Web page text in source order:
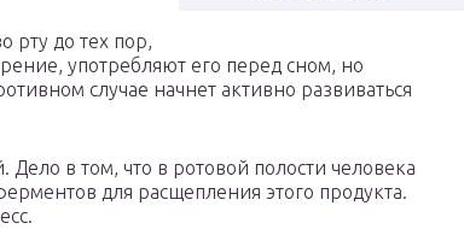
рту до тех пор,
употребляют его перед сном, но
случае начнет активно развиваться
в том, что в ротовой полости человека
для расщепления этого продукта.